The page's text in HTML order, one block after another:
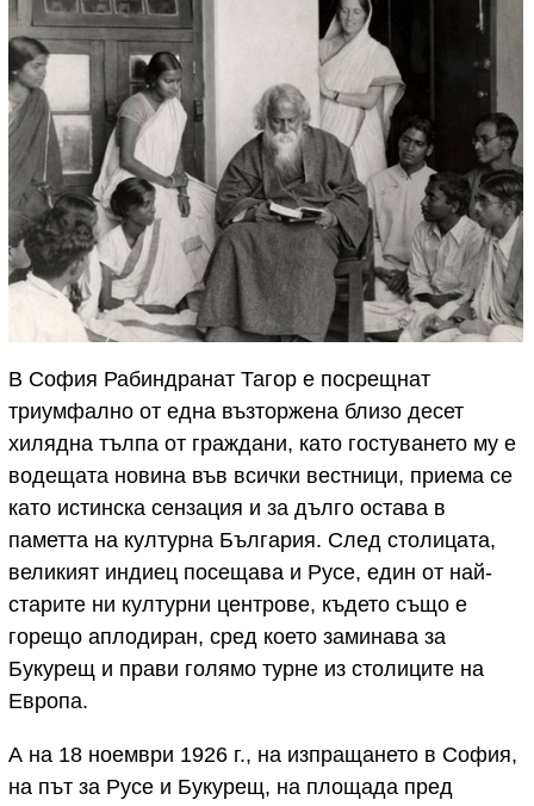
В София Рабиндранат Тагор е посрещнат
триумфално от една възторжена близо десет
хилядна тълпа от граждани, като гостуването му е
водещата новина във всички вестници, приема се
като истинска сензация и за дълго остава в
паметта на културна България. След столицата,
великият индиец посещава и Русе, един от най-
старите ни културни центрове, където също е
горещо аплодиран, сред което заминава за
Букурещ и прави голямо турне из столиците на
Европа.
А на 18 ноември 1926 г., на изпращането в София,
на път за Русе и Букурещ, на площада пред